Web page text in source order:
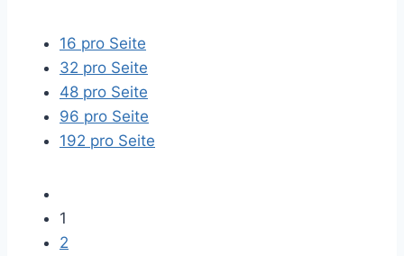
16 pro Seite
32 pro Seite
48 pro Seite
96 pro Seite
192 pro Seite
1
2